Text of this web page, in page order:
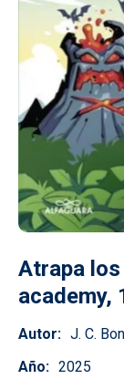
Atrapa
academy,
Autor
J. C.
Año
2025